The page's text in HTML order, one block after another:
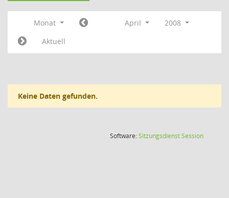
Monat April
2008
Aktuell
Keine Daten gefunden.
Software:SitzungsdienstSession(Wird in